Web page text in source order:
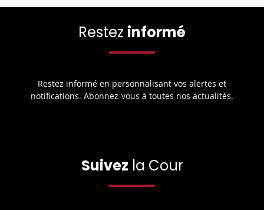
Restez informé
Restez informé en personnalisant vos alertes et
notifications. Abonnez-vous à toutes nos actualités.
Suivez la Cour